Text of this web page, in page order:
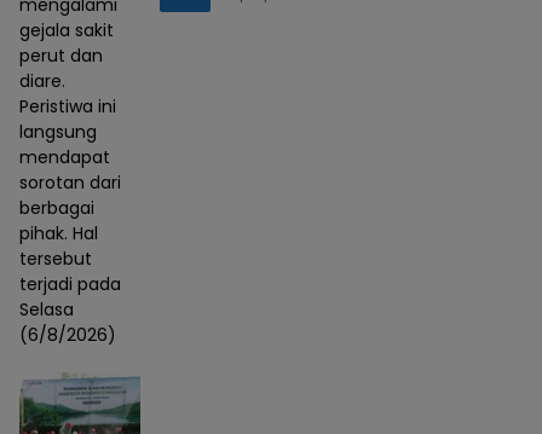
mengalami
gejala sakit
perut dan
diare.
Peristiwa ini
langsung
mendapat
sorotan dari
berbagai
pihak. Hal
tersebut
terjadi pada
Selasa
(6/8/2026)